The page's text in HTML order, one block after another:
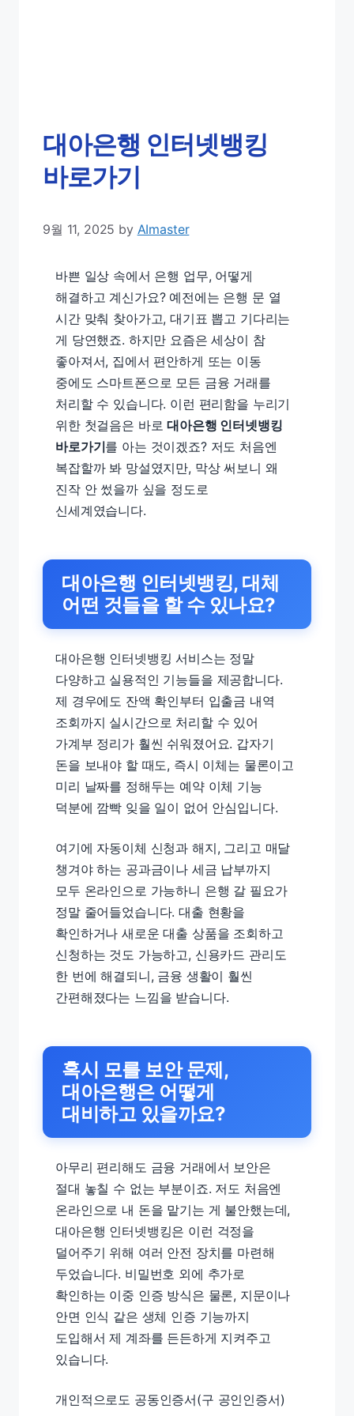
대아은행 인터넷뱅킹
바로가기
9월 11, 2025 by AImaster
바쁜 일상 속에서 은행 업무, 어떻게
해결하고 계신가요? 예전에는 은행 문 열
시간 맞춰 찾아가고, 대기표 뽑고 기다리는
게 당연했죠. 하지만 요즘은 세상이 참
좋아져서, 집에서 편안하게 또는 이동
중에도 스마트폰으로 모든 금융 거래를
처리할 수 있습니다. 이런 편리함을 누리기
위한 첫걸음은 바로대아은행 인터넷뱅킹
바로가기를 아는 것이겠죠? 저도 처음엔
복잡할까 봐 망설였지만, 막상 써보니 왜
진작 안 썼을까 싶을 정도로
신세계였습니다.
대아은행 인터넷뱅킹, 대체
어떤 것들을 할 수 있나요?
대아은행 인터넷뱅킹 서비스는 정말
다양하고 실용적인 기능들을 제공합니다.
제 경우에도 잔액 확인부터 입출금 내역
조회까지 실시간으로 처리할 수 있어
가계부 정리가 훨씬 쉬워졌어요. 갑자기
돈을 보내야 할 때도, 즉시 이체는 물론이고
미리 날짜를 정해두는 예약 이체 기능
덕분에 깜빡 잊을 일이 없어 안심입니다.
여기에 자동이체 신청과 해지, 그리고 매달
챙겨야 하는 공과금이나 세금 납부까지
모두 온라인으로 가능하니 은행 갈 필요가
정말 줄어들었습니다. 대출 현황을
확인하거나 새로운 대출 상품을 조회하고
신청하는 것도 가능하고, 신용카드 관리도
한 번에 해결되니, 금융 생활이 훨씬
간편해졌다는 느낌을 받습니다.
혹시 모를 보안 문제,
대아은행은 어떻게
대비하고 있을까요?
아무리 편리해도 금융 거래에서 보안은
절대 놓칠 수 없는 부분이죠. 저도 처음엔
온라인으로 내 돈을 맡기는 게 불안했는데,
대아은행 인터넷뱅킹은 이런 걱정을
덜어주기 위해 여러 안전 장치를 마련해
두었습니다. 비밀번호 외에 추가로
확인하는 이중 인증 방식은 물론, 지문이나
안면 인식 같은 생체 인증 기능까지
도입해서 제 계좌를 든든하게 지켜주고
있습니다.
개인적으로도 공동인증서(구 공인인증서)